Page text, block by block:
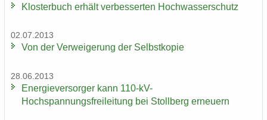
Klos­ter­buch er­hält ver­bes­ser­ten Hoch­was­ser­schutz
02.07.2013
Von der Ver­wei­ge­rung der Selbst­ko­pie
28.06.2013
En­er­gie­ver­sor­ger kann 110-​kV-
Hochspannungsfreileitung bei Stoll­berg er­neu­ern